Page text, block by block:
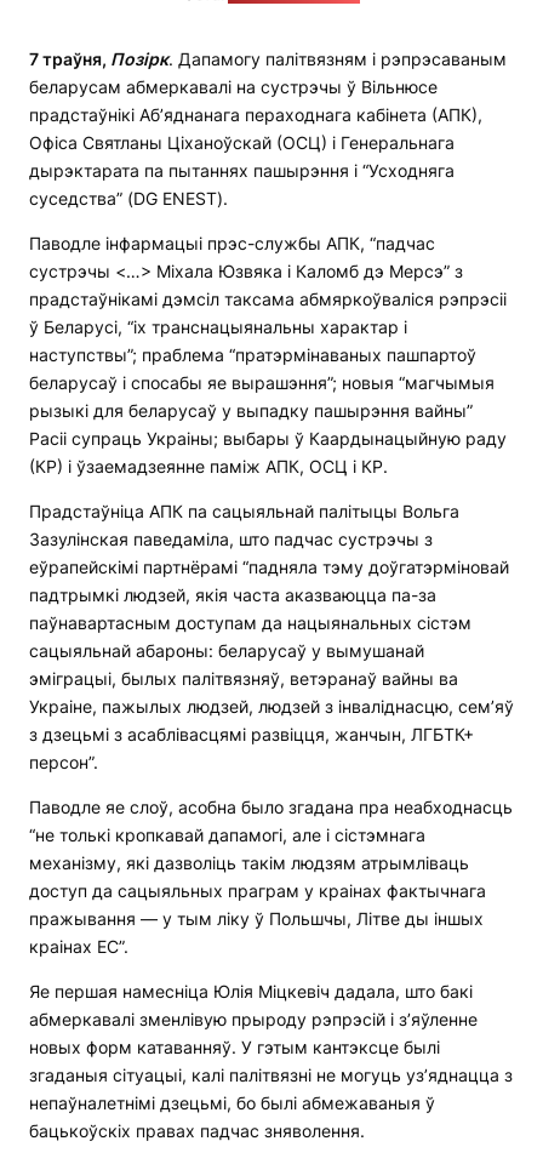
7 траўня, Позірк. Дапамогу палітвязням і рэпрэсаваным
беларусам абмеркавалі на сустрэчы ў Вільнюсе
прадстаўнікі Аб’яднанага пераходнага кабінета (АПК),
Офіса Святланы Ціханоўскай (ОСЦ) і Генеральнага
дырэктарата па пытаннях пашырэння і “Усходняга
суседства” (DG ENEST).
Паводле інфармацыі прэс-службы АПК, “падчас
сустрэчы <…> Міхала Юзвяка і Каломб дэ Мерсэ” з
прадстаўнікамі дэмсіл таксама абмяркоўваліся рэпрэсіі
ў Беларусі, “іх транснацыянальны характар і
наступствы”; праблема “пратэрмінаваных пашпартоў
беларусаў і спосабы яе вырашэння”; новыя “магчымыя
рызыкі для беларусаў у выпадку пашырэння вайны”
Расіі супраць Украіны; выбары ў Каардынацыйную раду
(КР) і ўзаемадзеянне паміж АПК, ОСЦ і КР.
Прадстаўніца АПК па сацыяльнай палітыцы Вольга
Зазулінская паведаміла, што падчас сустрэчы з
еўрапейскімі партнёрамі “падняла тэму доўгатэрміновай
падтрымкі людзей, якія часта аказваюцца па-за
паўнавартасным доступам да нацыянальных сістэм
сацыяльнай абароны: беларусаў у вымушанай
эміграцыі, былых палітвязняў, ветэранаў вайны ва
Украіне, пажылых людзей, людзей з інваліднасцю, сем’яў
з дзецьмі з асаблівасцямі развіцця, жанчын, ЛГБТК+
персон”.
Паводле яе слоў, асобна было згадана пра неабходнасць
“не толькі кропкавай дапамогі, але і сістэмнага
механізму, які дазволіць такім людзям атрымліваць
доступ да сацыяльных праграм у краінах фактычнага
пражывання — у тым ліку ў Польшчы, Літве ды іншых
краінах ЕС”.
Яе першая намесніца Юлія Міцкевіч дадала, што бакі
абмеркавалі зменлівую прыроду рэпрэсій і з’яўленне
новых форм катаванняў. У гэтым кантэксце былі
згаданыя сітуацыі, калі палітвязні не могуць уз’яднацца з
непаўналетнімі дзецьмі, бо былі абмежаваныя ў
бацькоўскіх правах падчас зняволення.